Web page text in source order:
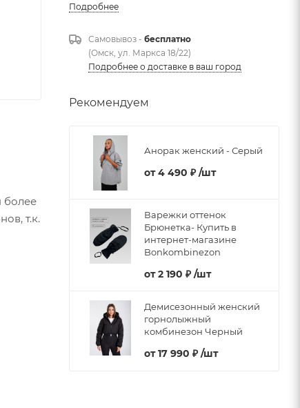
более
т.к.
Подробнее
Самовывоз - бесплатно
(Омск, ул. Маркса 18/22)
Подробнее о доставке в ваш город
Рекомендуем
Анорак женский - Серый
от4 490 ₽ /шт
Варежки оттенок
Брюнетка- Купить в
интернет-магазине
Bonkombinezon
от2 190 ₽ /шт
Демисезонный женский
горнолыжный
комбинезон Черный
от17 990 ₽ /шт